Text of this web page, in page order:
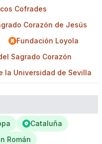
Cofrades
Corazón de Jesús
Fundación Loyola
Sagrado Corazón
la Universidad de Sevilla
Cataluña
Román